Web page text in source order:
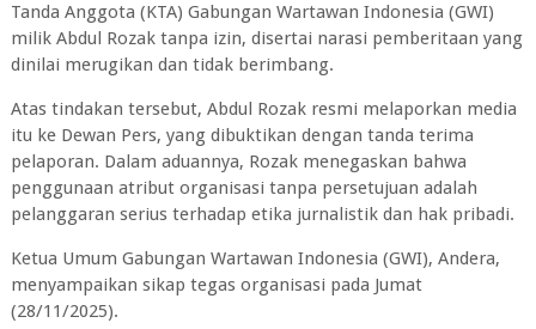
Tanda Anggota (KTA) Gabungan Wartawan Indonesia (GWI)
milik Abdul Rozak tanpa izin, disertai narasi pemberitaan yang
dinilai merugikan dan tidak berimbang.
Atas tindakan tersebut, Abdul Rozak resmi melaporkan media
itu ke Dewan Pers, yang dibuktikan dengan tanda terima
pelaporan. Dalam aduannya, Rozak menegaskan bahwa
penggunaan atribut organisasi tanpa persetujuan adalah
pelanggaran serius terhadap etika jurnalistik dan hak pribadi.
Ketua Umum Gabungan Wartawan Indonesia (GWI), Andera,
menyampaikan sikap tegas organisasi pada Jumat
(28/11/2025).